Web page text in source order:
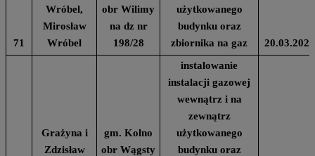
71
Wróbel,
Mirosław
Wróbel
obr Wilimy
na dz nr
198/28
użytkowanego
budynku oraz
zbiornika na gaz
20.03.2024
Grażyna i
Zdzisław
gm. Kolno
obr Wągsty
instalowanie
instalacji gazowej
wewnątrz i na
zewnątrz
użytkowanego
budynku oraz